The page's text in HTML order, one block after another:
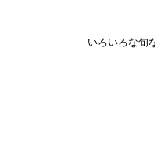
いろいろな旬